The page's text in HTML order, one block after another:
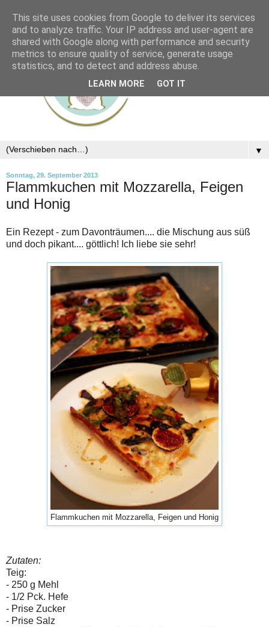
▼
Sonntag, 29. September 2013
Flammkuchen mit Mozzarella, Feigen
und Honig
Ein Rezept - zum Davonträumen.... die Mischung aus süß
und doch pikant.... göttlich! Ich liebe sie sehr!
Flammkuchen mit Mozzarella, Feigen und Honig
Zutaten:
Teig:
- 250 g Mehl
- 1/2 Pck. Hefe
- Prise Zucker
- Prise Salz
This site uses cookies from Google to deliver its services
and to analyze traffic. Your IP address and user-agent are
shared with Google along with performance and security
metrics to ensure quality of service, generate usage
statistics, and to detect and address abuse.
LEARN MORE GOT IT